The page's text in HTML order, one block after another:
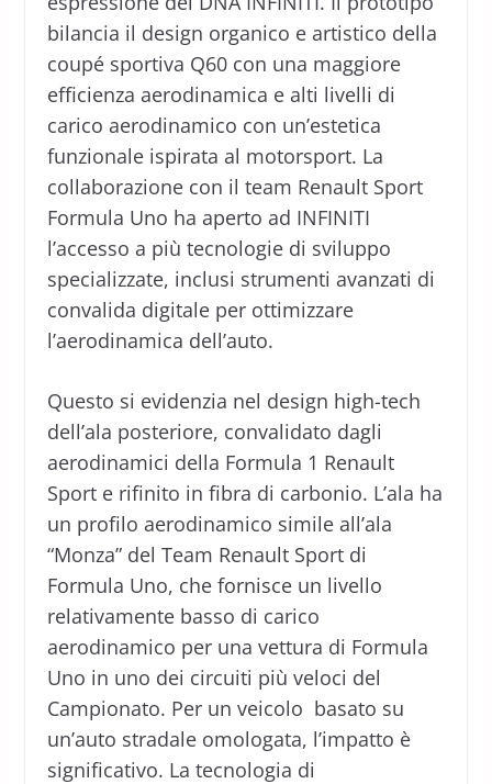
bilancia il design organico e artistico della
coupé sportiva Q60 con una maggiore
efficienza aerodinamica e alti livelli di
carico aerodinamico con un’estetica
funzionale ispirata al motorsport. La
collaborazione con il team Renault Sport
Formula Uno ha aperto ad INFINITI
l’accesso a più tecnologie di sviluppo
specializzate, inclusi strumenti avanzati di
convalida digitale per ottimizzare
l’aerodinamica dell’auto.
Questo si evidenzia nel design high-tech
dell’ala posteriore, convalidato dagli
aerodinamici della Formula 1 Renault
Sport e rifinito in fibra di carbonio. L’ala ha
un profilo aerodinamico simile all’ala
“Monza” del Team Renault Sport di
Formula Uno, che fornisce un livello
relativamente basso di carico
aerodinamico per una vettura di Formula
Uno in uno dei circuiti più veloci del
Campionato. Per un veicolo basato su
un’auto stradale omologata, l’impatto è
significativo. La tecnologia di